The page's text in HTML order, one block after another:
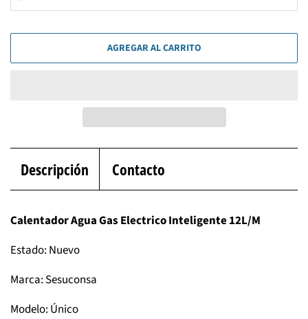
AGREGAR AL CARRITO
Descripción Contacto
Calentador Agua Gas Electrico Inteligente 12L/M
Estado: Nuevo
Marca: Sesuconsa
Modelo: Único